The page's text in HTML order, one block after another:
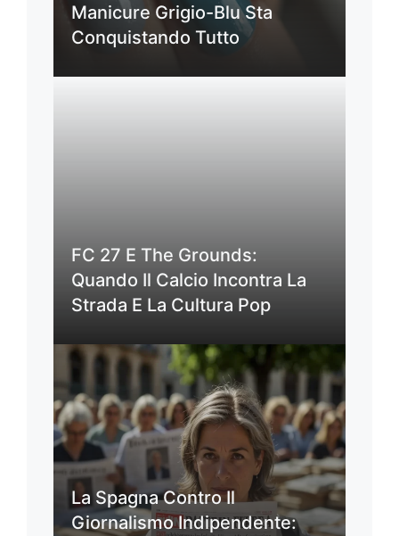
Manicure Grigio-Blu Sta
Conquistando Tutto
FC 27 E The Grounds:
Quando Il Calcio Incontra La
Strada E La Cultura Pop
La Spagna Contro Il
Giornalismo Indipendente: